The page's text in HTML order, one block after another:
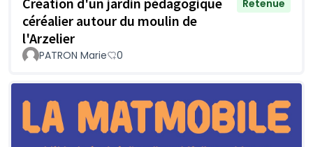
céréalier autour du moulin de
l'Arzelier
Retenue
PATRON Marie 0